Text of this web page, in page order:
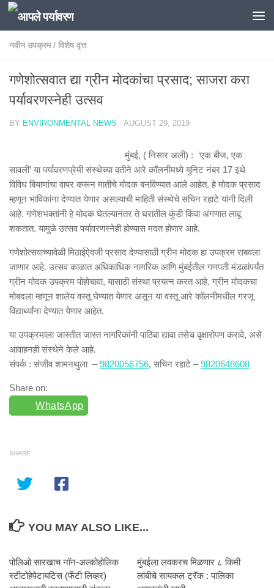
Skip to content
नवीन उपक्रम / विशेष वृत्त
गणेशोत्सवात द्या ग्रीन मोदकांचा प्रसाद; साजरा करा
पर्यावरणस्नेही उत्सव
BY ENVIRONMENTAL NEWS · AUGUST 29, 2019
मुंबई, ( निसार अली) : ‘एक बीज, एक
सावली’ या पर्यावरणप्रेमी संस्थेच्या वतीने आरे कॉलनीमध्ये युनिट नंबर 17 इथे
विविध बियाणांचा वापर करून मातीचे मोदक बनविण्यात आले आहेत. हे मोदक प्रसाद
म्हणून भाविकांना देण्यात येणार असल्याची माहिती संस्थेचे सचिन रहाटे यांनी दिली
आहे. गणेशभक्तांनी हे मोदक घेतल्यानंतर ते घरातील कुंडी किंवा अंगणात लावू
शकतात. यामुळे उत्सव पर्यावरणस्नेही होण्यास मदत होणार आहे.
गणेशोत्सवाच्यावेळी मिठाईऐवजी प्रसाद देण्यासाठी ग्रीन मोदक हा उपक्रम राबवला
जाणार आहे. उत्सव काळात अधिकाधिक नागरिक आणि मुंबईतील गणपती मंडळांपर्यंत
ग्रीन मोदक उपक्रम पोहोचावा, यासाठी संस्था प्रयत्न करत आहे. ग्रीन मोदकचा
मोबदला म्हणून शालेय वस्तू घेण्यात येणार असून या वस्तू आरे कॉलनीमधील गरजू
विद्यार्थ्यांना देण्यात येणार आहेत.
या उपक्रमाला जास्तीत जास्त नागरिकांनी पाठिंबा द्यावा तसेच वृक्षारोपण करावे, असे
आवाहनही संस्थेने केले आहे.
संपर्क : संजीव शामनथुला –9820056756, सचिन रहाटे –9820648608
Share on:
WhatsApp
SHARE
YOU MAY ALSO LIKE...
पोलिओ सारखाच नॉन-अल्कोहोलिक
स्टीटोहेपेटायटिस (फॕटी लिव्हर)
मुंबईला लवकरच मिळणार ८ किमी
लांबीचे सायकल ट्रॅक : पालिका